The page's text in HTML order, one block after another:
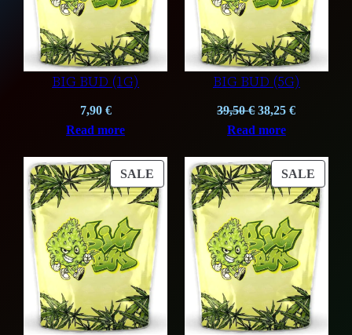
BIG BUD (1G)
7,90 €
Read more
BIG BUD (5G)
39,50€ Original
price
39,50 €.
38,25€Current
38,25 €.
Read more
SALEPRODUCT
ON
SALE
SALE
ON
SALE